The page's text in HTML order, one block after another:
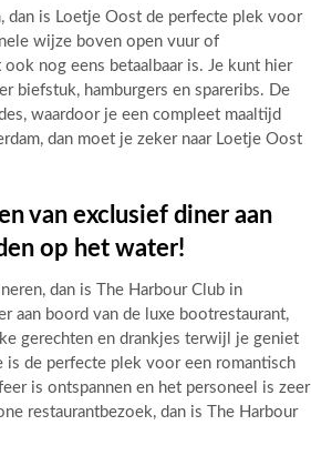
dan is Loetje Oost de perfecte plek voor
wijze boven open vuur of
nog eens betaalbaar is. Je kunt hier
biefstuk, hamburgers en spareribs. De
waardoor je een compleet maaltijd
dan moet je zeker naar Loetje Oost
van exclusief diner aan
op het water!
dan is The Harbour Club in
aan boord van de luxe bootrestaurant,
gerechten en drankjes terwijl je geniet
de perfecte plek voor een romantisch
is ontspannen en het personeel is zeer
restaurantbezoek, dan is The Harbour